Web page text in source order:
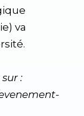
va
: